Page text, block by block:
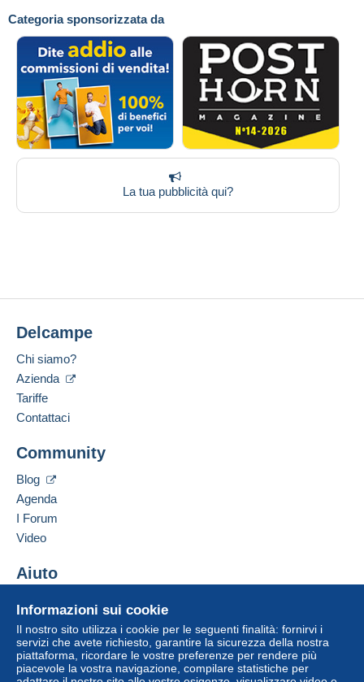
Categoria sponsorizzata da
La tua pubblicità qui?
Informazioni sui cookie
Il nostro sito utilizza i cookie per le seguenti finalità: fornirvi i
servizi che avete richiesto, garantire la sicurezza della nostra
piattaforma, ricordare le vostre preferenze per rendere più
piacevole la vostra navigazione, compilare statistiche per
Delcampe
Chi siamo?
Azienda
Tariffe
Contattaci
Community
Blog
Agenda
I Forum
Video
Aiuto
Acquistare su Delcampe
Vendere su Delcampe
Un sito sicuro